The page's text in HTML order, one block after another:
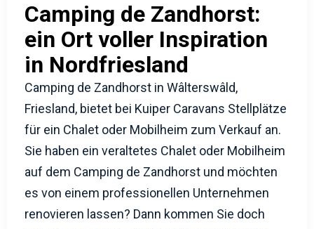
Camping de Zandhorst:
ein Ort voller Inspiration
in Nordfriesland
Camping de Zandhorst in Wâlterswâld,
Friesland, bietet bei Kuiper Caravans Stellplätze
für ein Chalet oder Mobilheim zum Verkauf an.
Sie haben ein veraltetes Chalet oder Mobilheim
auf dem Camping de Zandhorst und möchten
es von einem professionellen Unternehmen
renovieren lassen? Dann kommen Sie doch